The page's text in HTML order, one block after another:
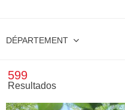
DÉPARTEMENT
599
Resultados